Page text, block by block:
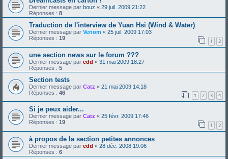
Dernier message par bouz « 29 juil. 2009 21:22
Réponses : 8
Traduction de l'interview de Yuan Hsi (Wind & Water)
Dernier message par Venom « 25 juil. 2009 17:03
Réponses : 19 1 2
une section news sur le forum ???
Dernier message par edd « 31 mai 2009 18:27
Réponses : 5
Section tests
Dernier message par Catz « 21 mai 2009 14:18
Réponses : 46 1 2 3 4
Si je peux aider...
Dernier message par Catz « 25 févr. 2009 17:46
Réponses : 19 1 2
à propos de la section petites annonces
Dernier message par edd « 28 déc. 2008 19:06
Réponses : 6